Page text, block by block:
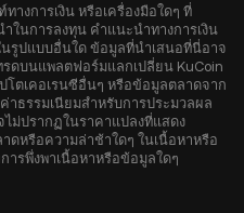
งการเงิน หรือเครื่องมือใดๆ ที่
ในการลงทุน คำแนะนำทางการเงิน
รูปแบบอื่นใด ข้อมูลที่นำเสนอที่นี่อาจ
ดบนแพลตฟอร์มแลกเปลี่ยน KuCoin
ตเคอเรนซีอื่นๆ หรือข้อมูลตลาดจาก
าธรรมเนียมสำหรับการประมวลผล
ไม่ปรากฏในราคาแปลงที่แสดง
ดหรือความล่าช้าใดๆ ในเนื้อหาหรือ
ารพึ่งพาเนื้อหาหรือข้อมูลใดๆ